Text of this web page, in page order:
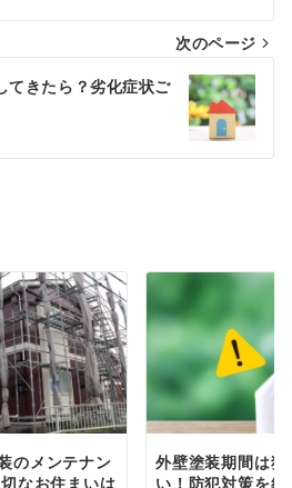
次のページ
てきたら？劣化症状ご
のメンテナン
なお住まいは
外壁塗装期間は
い！防犯対策を紹